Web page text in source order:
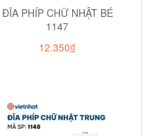
ĐĨA PHÍP CHỮ NHẬT BÉ
1147
12.350₫